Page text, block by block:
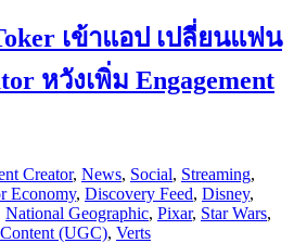
เข้าแอป เปลี่ยนแฟน
หวังเพิ่ม Engagement
Creator, News, Social, Streaming,
Economy, Discovery Feed, Disney,
National Geographic, Pixar, Star Wars,
(UGC), Verts